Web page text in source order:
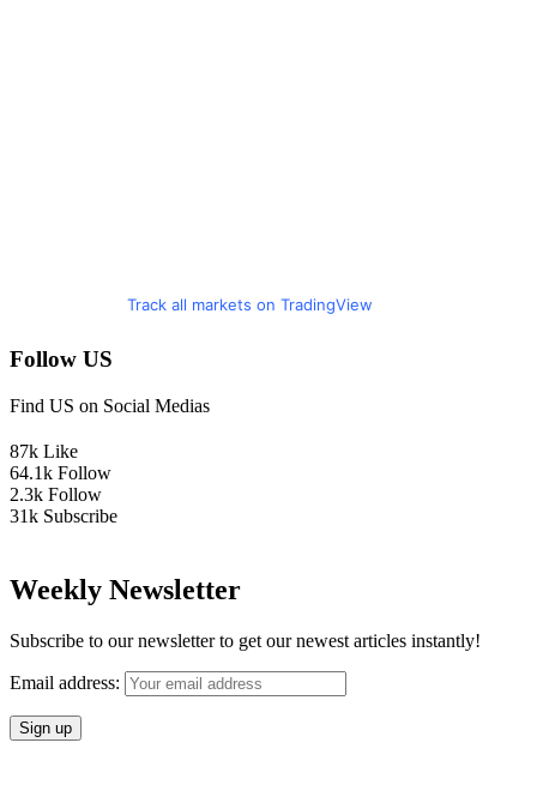
Track all markets on TradingView
Follow US
Find US on Social Medias
87k Like
64.1k Follow
2.3k Follow
31k Subscribe
Weekly Newsletter
Subscribe to our newsletter to get our newest articles instantly!
Email address: